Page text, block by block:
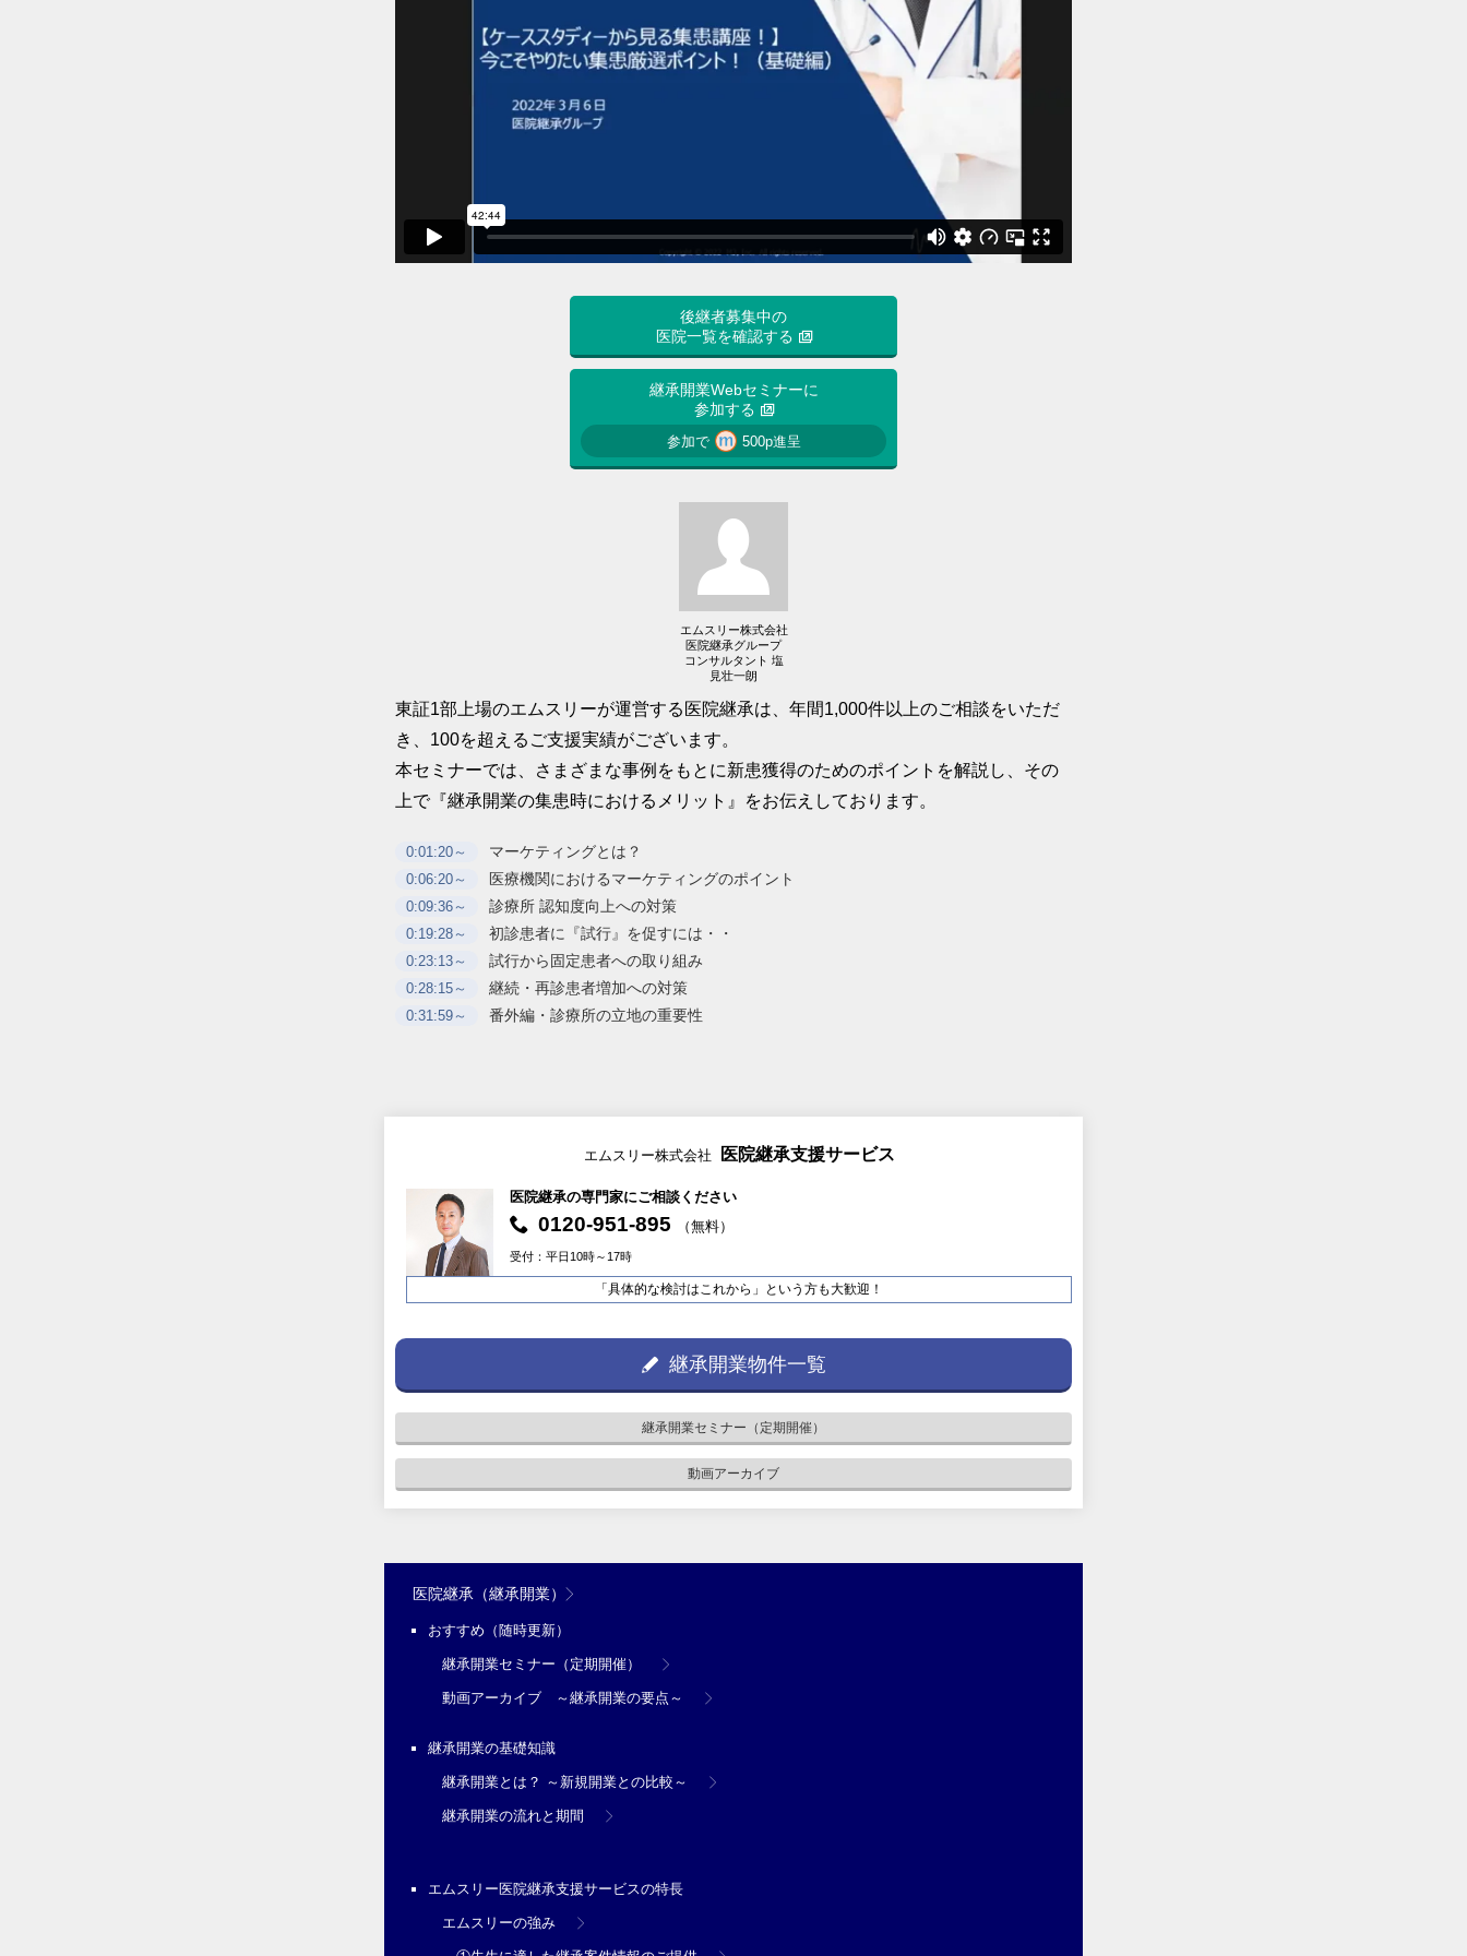
後継者募集中の
医院一覧を確認する
継承開業Webセミナーに
参加する
参加で 500p進呈
エムスリー株式会社
医院継承グループ
コンサルタント 塩
見壮一朗
東証1部上場のエムスリーが運営する医院継承は、年間1,000件以上のご相談をいただ
き、100を超えるご支援実績がございます。
本セミナーでは、さまざまな事例をもとに新患獲得のためのポイントを解説し、その
上で『継承開業の集患時におけるメリット』をお伝えしております。
0:01:20～ マーケティングとは？
0:06:20～ 医療機関におけるマーケティングのポイント
0:09:36～ 診療所 認知度向上への対策
0:19:28～ 初診患者に『試行』を促すには・・
0:23:13～ 試行から固定患者への取り組み
0:28:15～ 継続・再診患者増加への対策
0:31:59～ 番外編・診療所の立地の重要性
エムスリー株式会社 医院継承支援サービス
医院継承の専門家にご相談ください
0120-951-895 （無料）
受付：平日10時～17時
「具体的な検討はこれから」という方も大歓迎！
継承開業物件一覧
継承開業セミナー（定期開催）
動画アーカイブ
医院継承（継承開業）
おすすめ（随時更新）
継承開業セミナー（定期開催）
動画アーカイブ ～継承開業の要点～
継承開業の基礎知識
継承開業とは？ ～新規開業との比較～
継承開業の流れと期間
エムスリー医院継承支援サービスの特長
エムスリーの強み